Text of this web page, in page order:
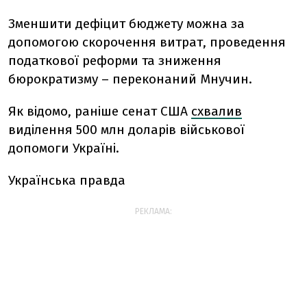
Зменшити дефіцит бюджету можна за
допомогою скорочення витрат, проведення
податкової реформи та зниження
бюрократизму – переконаний Мнучин.
Як відомо, раніше сенат США схвалив
виділення 500 млн доларів військової
допомоги Україні.
Українська правда
РЕКЛАМА: